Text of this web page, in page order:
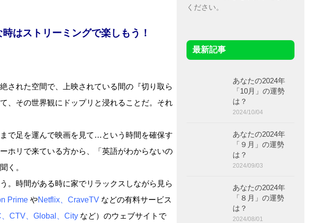
はストリーミングで楽しもう！
された空間で、上映されている間の『切り取ら
、その世界観にドップリと浸れることだ。それ
で足を運んで映画を見て…という時間を確保す
ホリで来ている方から、「英語がわからないの
く。
。時間がある時に家でリラックスしながら見ら
Prime やNetflix、CraveTV などの有料サービス
CTV、Global、City など）のウェブサイトで
ください。
最新記事
あなたの2024年
「10月」の運勢
は？
2024/10/04
あなたの2024年
「９月」の運勢
は？
2024/09/03
あなたの2024年
「８月」の運勢
は？
2024/08/01